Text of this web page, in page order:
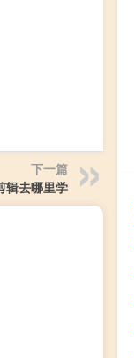
下一篇
辑去哪里学